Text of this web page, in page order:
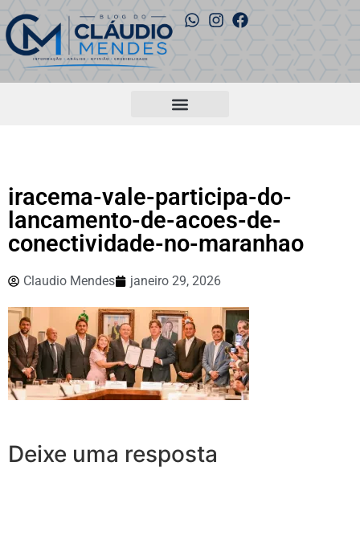
iracema-vale-participa-do-
lancamento-de-acoes-de-
conectividade-no-maranhao
Claudio Mendes janeiro 29, 2026
Deixe uma resposta